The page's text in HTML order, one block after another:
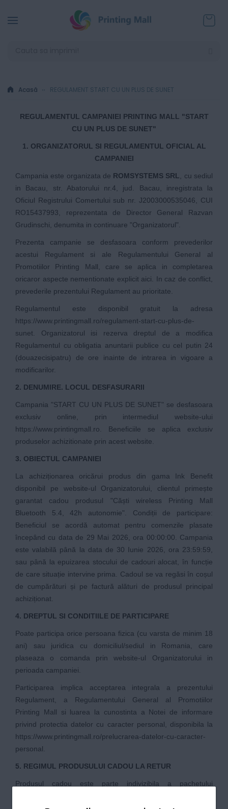
Acasă REGULAMENT START CU UN PLUS DE SUNET
REGULAMENTUL CAMPANIEI PRINTING MALL "START
CU UN PLUS DE SUNET"
1. ORGANIZATORUL SI REGULAMENTUL OFICIAL AL
CAMPANIEI
Campania este organizata de ROMSYSTEMS SRL
, cu sediul
in Bacau, str. Abatorului nr.4, jud. Bacau, inregistrata la
Oficiul Registrului Comertului sub nr. J2003000535046, CUI
RO15437993, reprezentata de Director General Razvan
Grudinschi, denumita in continuare "Organizatorul".
Prezenta campanie se desfasoara conform prevederilor
acestui Regulament si ale Regulamentului General al
Promotiilor Printing Mall , care se aplica in completarea
oricaror aspecte nementionate explicit aici. In caz de conflict,
prevederile prezentului Regulament au prioritate.
Regulamentul este disponibil gratuit la adresa
https://www.printingmall.ro/regulament-start-cu-plus-de-
sunet . Organizatorul isi rezerva dreptul de a modifica
Regulamentul cu obligatia anuntarii publice cu cel putin 24
(douazecisipatru) de ore inainte de intrarea in vigoare a
modificarilor.
2. DENUMIRE. LOCUL DESFASURARII
Campania "START CU UN PLUS DE SUNET" se desfasoara
exclusiv online, prin intermediul website-ului
https://www.printingmall.ro . Beneficiile se aplica exclusiv
produselor achizitionate prin acest website.
3. OBIECTUL CAMPANIEI
La achiziționarea oricărui produs din gama Ink Benefit
disponibil pe website-ul Organizatorului, clientul primește
garantat cadou produsul "Căști wireless Printing Mall
Bluetooth 5.4, 42h autonomie". Condiții de participare:
Beneficiul se acordă automat pentru comenzile plasate
începând cu data de 29 Mai 2026, ora 00:00:00. Campania
este valabilă până la data de 30 Iunie 2026, ora 23:59:59,
sau până la epuizarea stocului de cadouri alocat, în funcție
de care situație intervine prima. Cadoul se va regăsi în coșul
de cumpărături și pe factură alături de produsul principal
achiziționat.
4. DREPTUL SI CONDITIILE DE PARTICIPARE
Poate participa orice persoana fizica (cu varsta de minim 18
ani) sau juridica cu domiciliul/sediul in Romania, care
plaseaza o comanda prin website-ul Organizatorului in
perioada campaniei.
Participarea implica acceptarea integrala a prezentului
Regulament, a Regulamentului General al Promotiilor
Printing Mall si luarea la cunostinta a Notei de informare
privind protectia datelor cu caracter personal, disponibila la
https://www.printingmall.ro/prelucrarea-datelor-cu-caracter-
personal
5. REGIMUL PRODUSULUI CADOU LA RETUR
Produsul cadou este parte indivizibila a pachetului